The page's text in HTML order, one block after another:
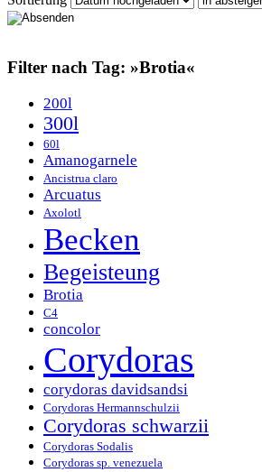
Filter nach Tag: »Brotia«
200l
300l
60l
Amanogarnele
Ancistrua claro
Arcuatus
Axolotl
Becken
Begeisteung
Brotia
C4
concolor
Corydoras
corydoras davidsandsi
Corydoras Hermannschulzii
Corydoras schwarzii
Corydoras Sodalis
Corydoras sp. venezuela